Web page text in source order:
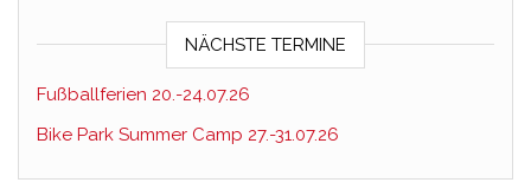
NÄCHSTE TERMINE
Fußballferien 20.-24.07.26
Bike Park Summer Camp 27.-31.07.26